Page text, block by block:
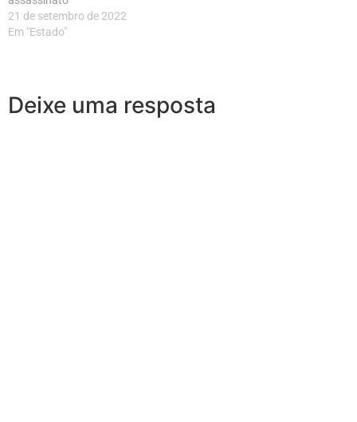
21 de setembro de 2022
Em "Estado"
Deixe uma resposta